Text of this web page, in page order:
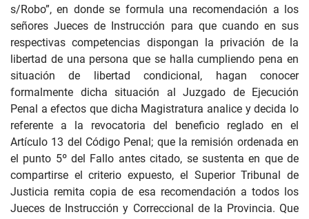
s/Robo”, en donde se formula una recomendación a los
señores Jueces de Instrucción para que cuando en sus
respectivas competencias dispongan la privación de la
libertad de una persona que se halla cumpliendo pena en
situación de libertad condicional, hagan conocer
formalmente dicha situación al Juzgado de Ejecución
Penal a efectos que dicha Magistratura analice y decida lo
referente a la revocatoria del beneficio reglado en el
Artículo 13 del Código Penal; que la remisión ordenada en
el punto 5º del Fallo antes citado, se sustenta en que de
compartirse el criterio expuesto, el Superior Tribunal de
Justicia remita copia de esa recomendación a todos los
Jueces de Instrucción y Correccional de la Provincia. Que